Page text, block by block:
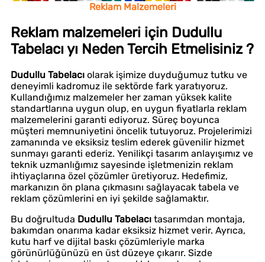
Reklam Malzemeleri
Reklam malzemeleri için Dudullu
Tabelacı yı Neden Tercih Etmelisiniz ?
Dudullu Tabelacı olarak işimize duyduğumuz tutku ve
deneyimli kadromuz ile sektörde fark yaratıyoruz.
Kullandığımız malzemeler her zaman yüksek kalite
standartlarına uygun olup, en uygun fiyatlarla reklam
malzemelerini garanti ediyoruz. Süreç boyunca
müşteri memnuniyetini öncelik tutuyoruz. Projelerimizi
zamanında ve eksiksiz teslim ederek güvenilir hizmet
sunmayı garanti ederiz. Yenilikçi tasarım anlayışımız ve
teknik uzmanlığımız sayesinde işletmenizin reklam
ihtiyaçlarına özel çözümler üretiyoruz. Hedefimiz,
markanızın ön plana çıkmasını sağlayacak tabela ve
reklam çözümlerini en iyi şekilde sağlamaktır.
Bu doğrultuda Dudullu Tabelacı tasarımdan montaja,
bakımdan onarıma kadar eksiksiz hizmet verir. Ayrıca,
kutu harf ve dijital baskı çözümleriyle marka
görünürlüğünüzü en üst düzeye çıkarır. Sizde